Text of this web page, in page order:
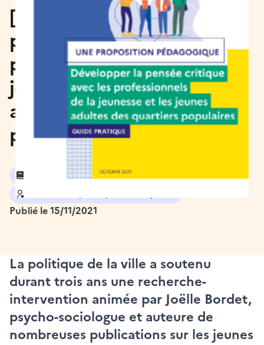
[Agir] Développer la
pensée critique avec les
professionnels de la
jeunesse et les jeunes
adultes des quartiers
populaires
Jeunesse et éducation
Publié le 15/11/2021
La politique de la ville a soutenu
durant trois ans une recherche-
intervention animée par Joëlle Bordet,
psycho-sociologue et auteure de
nombreuses publications sur les jeunes